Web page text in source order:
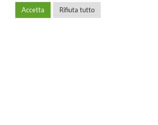
Accetta Rifiuta tutto